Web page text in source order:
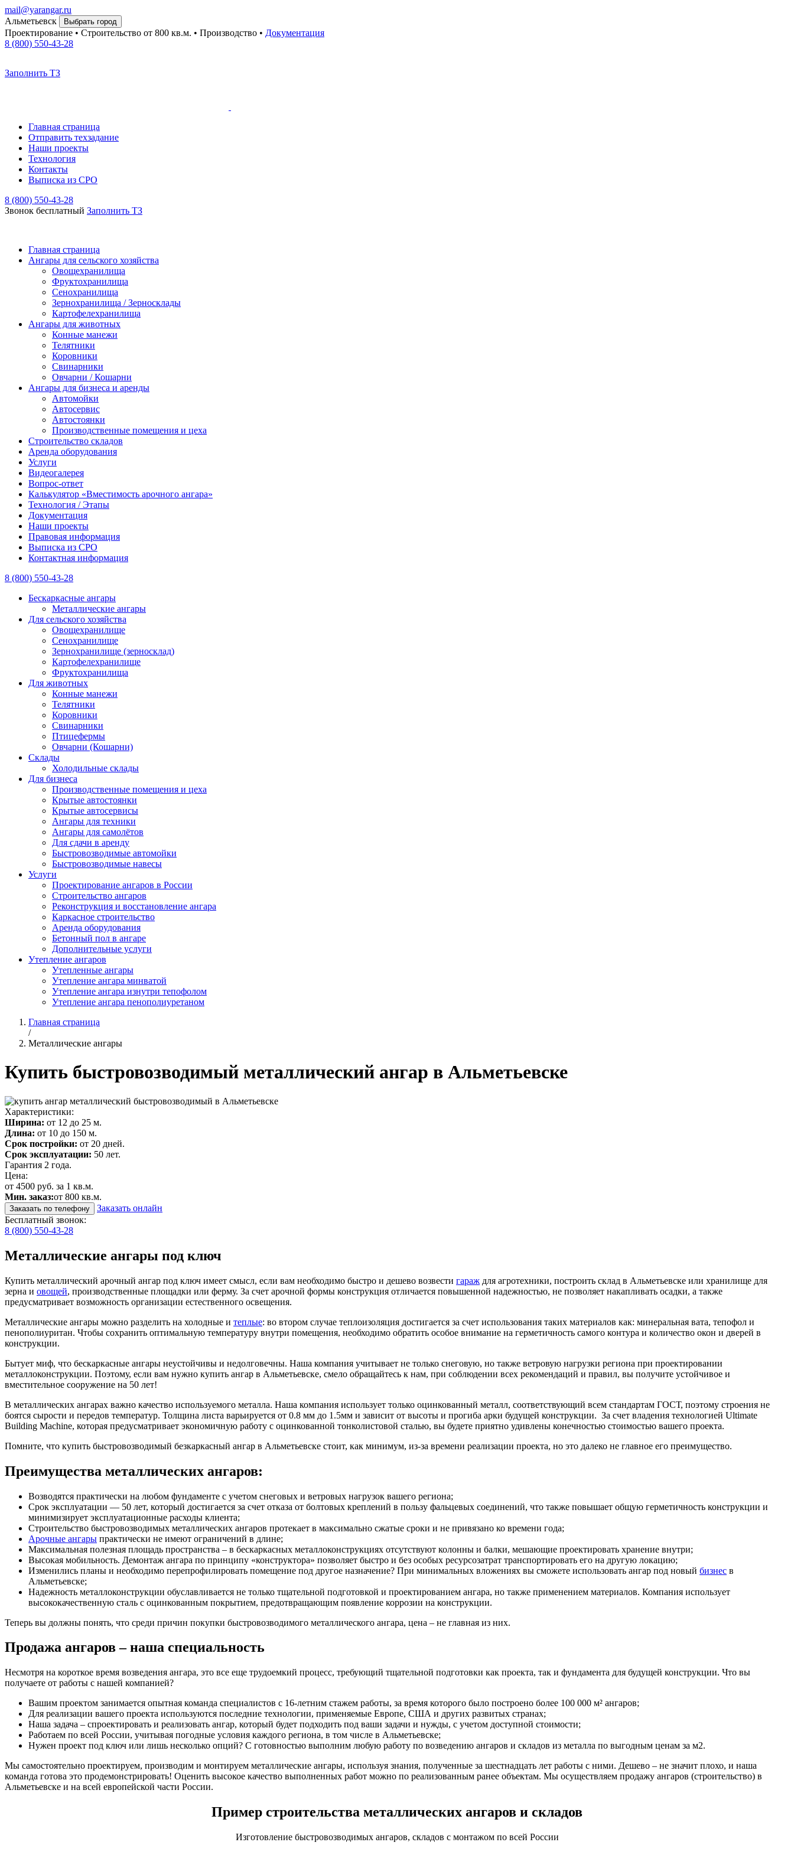
mail@yarangar.ru
Альметьевск
Выбрать город
Проектирование • Строительство от 800 кв.м. • Производство • Документация
8 (800) 550-43-28
Заполнить ТЗ
Главная страница
Отправить техзадание
Наши проекты
Технология
Контакты
Выписка из СРО
8 (800) 550-43-28
Звонок бесплатный Заполнить TЗ
Главная страница
Ангары для сельского хозяйства
Овощехранилища
Фруктохранилища
Сенохранилища
Зернохранилища / Зерносклады
Картофелехранилища
Ангары для животных
Конные манежи
Телятники
Коровники
Свинарники
Овчарни / Кошарни
Ангары для бизнеса и аренды
Автомойки
Автосервис
Автостоянки
Производственные помещения и цеха
Строительство складов
Аренда оборудования
Услуги
Видеогалерея
Вопрос-ответ
Калькулятор «Вместимость арочного ангара»
Технология / Этапы
Документация
Наши проекты
Правовая информация
Выписка из СРО
Контактная информация
8 (800) 550-43-28
Бескаркасные ангары
Металлические ангары
Для сельского хозяйства
Овощехранилище
Сенохранилище
Зернохранилище (зерносклад)
Картофелехранилище
Фруктохранилища
Для животных
Конные манежи
Телятники
Коровники
Свинарники
Птицефермы
Овчарни (Кошарни)
Склады
Холодильные склады
Для бизнеса
Производственные помещения и цеха
Крытые автостоянки
Крытые автосервисы
Ангары для техники
Ангары для самолётов
Для сдачи в аренду
Быстровозводимые автомойки
Быстровозводимые навесы
Услуги
Проектирование ангаров в России
Строительство ангаров
Реконструкция и восстановление ангара
Каркасное строительство
Аренда оборудования
Бетонный пол в ангаре
Дополнительные услуги
Утепление ангаров
Утепленные ангары
Утепление ангара минватой
Утепление ангара изнутри тепофолом
Утепление ангара пенополиуретаном
Главная страница
/
Металлические ангары
Купить быстровозводимый металлический ангар в Альметьевске
Характеристики:
Ширина: от 12 до 25 м.
Длина: от 10 до 150 м.
Срок постройки: от 20 дней.
Срок эксплуатации: 50 лет.
Гарантия 2 года.
Цена:
от 4500 руб. за 1 кв.м.
Мин. заказ:от 800 кв.м.
Заказать по телефону
Заказать онлайн
Бесплатный звонок:
8 (800) 550-43-28
Металлические ангары под ключ
Купить металлический арочный ангар под ключ имеет смысл, если вам необходимо быстро и дешево возвести гараж для агротехники, построить склад в Альметьевске или хранилище для
зерна и овощей, производственные площадки или ферму. За счет арочной формы конструкция отличается повышенной надежностью, не позволяет накапливать осадки, а также
предусматривает возможность организации естественного освещения.
Металлические ангары можно разделить на холодные и теплые: во втором случае теплоизоляция достигается за счет использования таких материалов как: минеральная вата, тепофол и
пенополиуритан. Чтобы сохранить оптимальную температуру внутри помещения, необходимо обратить особое внимание на герметичность самого контура и количество окон и дверей в
конструкции.
Бытует миф, что бескаркасные ангары неустойчивы и недолговечны. Наша компания учитывает не только снеговую, но также ветровую нагрузки региона при проектировании
металлоконструкции. Поэтому, если вам нужно купить ангар в Альметьевске, смело обращайтесь к нам, при соблюдении всех рекомендаций и правил, вы получите устойчивое и
вместительное сооружение на 50 лет!
В металлических ангарах важно качество используемого металла. Наша компания использует только оцинкованный металл, соответствующий всем стандартам ГОСТ, поэтому строения не
боятся сырости и передов температур. Толщина листа варьируется от 0.8 мм до 1.5мм и зависит от высоты и прогиба арки будущей конструкции. За счет владения технологией Ultimate
Building Machine, которая предусматривает экономичную работу с оцинкованной тонколистовой сталью, вы будете приятно удивлены конечностью стоимостью вашего проекта.
Помните, что купить быстровозводимый безкаркасный ангар в Альметьевске стоит, как минимум, из-за времени реализации проекта, но это далеко не главное его преимущество.
Преимущества металлических ангаров:
Возводятся практически на любом фундаменте с учетом снеговых и ветровых нагрузок вашего региона;
Срок эксплуатации — 50 лет, который достигается за счет отказа от болтовых креплений в пользу фальцевых соединений, что также повышает общую герметичность конструкции и
минимизирует эксплуатационные расходы клиента;
Строительство быстровозводимых металлических ангаров протекает в максимально сжатые сроки и не привязано ко времени года;
Арочные ангары практически не имеют ограничений в длине;
Максимальная полезная площадь пространства – в бескаркасных металлоконструкциях отсутствуют колонны и балки, мешающие проектировать хранение внутри;
Высокая мобильность. Демонтаж ангара по принципу «конструктора» позволяет быстро и без особых ресурсозатрат транспортировать его на другую локацию;
Изменились планы и необходимо перепрофилировать помещение под другое назначение? При минимальных вложениях вы сможете использовать ангар под новый бизнес в
Альметьевске;
Надежность металлоконструкции обуславливается не только тщательной подготовкой и проектированием ангара, но также применением материалов. Компания использует
высококачественную сталь с оцинкованным покрытием, предотвращающим появление коррозии на конструкции.
Теперь вы должны понять, что среди причин покупки быстровозводимого металлического ангара, цена – не главная из них.
Продажа ангаров – наша специальность
Несмотря на короткое время возведения ангара, это все еще трудоемкий процесс, требующий тщательной подготовки как проекта, так и фундамента для будущей конструкции. Что вы
получаете от работы с нашей компанией?
Вашим проектом занимается опытная команда специалистов с 16-летним стажем работы, за время которого было построено более 100 000 м² ангаров;
Для реализации вашего проекта используются последние технологии, применяемые Европе, США и других развитых странах;
Наша задача – спроектировать и реализовать ангар, который будет подходить под ваши задачи и нужды, с учетом доступной стоимости;
Работаем по всей России, учитывая погодные условия каждого региона, в том числе в Альметьевске;
Нужен проект под ключ или лишь несколько опций? С готовностью выполним любую работу по возведению ангаров и складов из металла по выгодным ценам за м2.
Мы самостоятельно проектируем, производим и монтируем металлические ангары, используя знания, полученные за шестнадцать лет работы с ними. Дешево – не значит плохо, и наша
команда готова это продемонстрировать! Оценить высокое качество выполненных работ можно по реализованным ранее объектам. Мы осуществляем продажу ангаров (строительство) в
Альметьевске и на всей европейской части России.
Пример строительства металлических ангаров и складов
Изготовление быстровозводимых ангаров, складов с монтажом по всей России